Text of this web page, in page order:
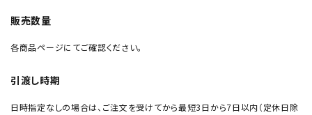
販売数量
各商品ページにてご確認ください。
引渡し時期
日時指定なしの場合は、ご注文を受けてから最短3日から7日以内（定休日除